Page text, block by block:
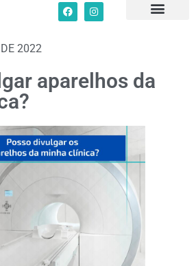
2022
aparelhos da